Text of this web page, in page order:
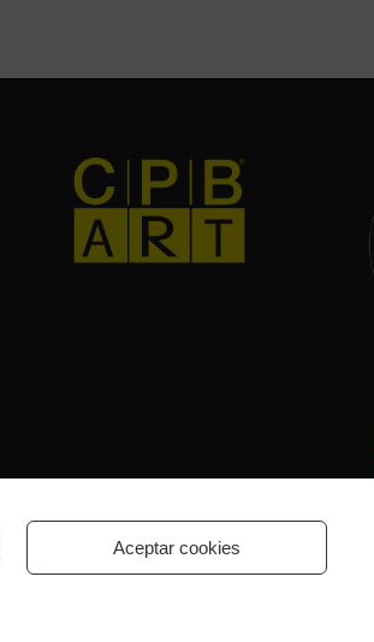
Aceptar cookies